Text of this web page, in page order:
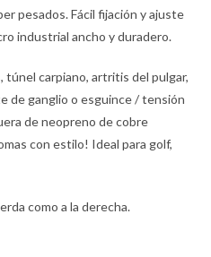
pesados. Fácil fijación y ajuste
industrial ancho y duradero.
túnel carpiano, artritis del pulgar,
de ganglio o esguince / tensión
de neopreno de cobre
con estilo! Ideal para golf,
como a la derecha.